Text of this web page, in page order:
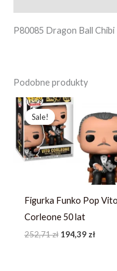
P80085 Dragon Ball
Podobne produkty
Sale!
Sale!
Figurka Funko Pop Vito
Corleone 50 lat
252,71zł
Pierwotna
cena
wynosiła:
252,71 zł.
194,39 zł
cena